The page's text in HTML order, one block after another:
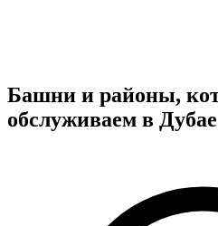
Башни и районы,
обслуживаем в